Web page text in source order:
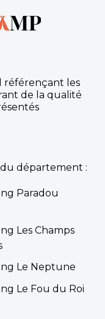
référençant les
de la qualité
département :
Paradou
Les Champs
Le Neptune
Le Fou du Roi